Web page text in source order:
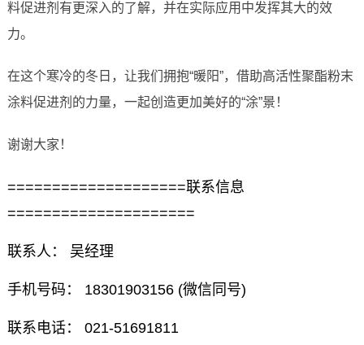
料促进剂有更深入的了解，并在实际应用中发挥其大的效
力。
在这个寒冷的冬日，让我们拥抱“暖阳”，借助高活性聚酯粉末
涂料促进剂的力量，一起创造更加美好的“涂”景！
谢谢大家！
====================联系信息
=====================
联系人： 吴经理
手机号码： 18301903156 (微信同号)
联系电话： 021-51691811